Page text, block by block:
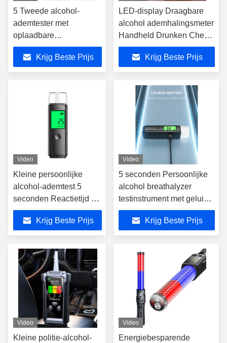
5 Tweede alcohol-
ademtester met
oplaadbare
lithiumbatterie
Krijg Beste Prijs
LED-display Draagbare
alcohol ademhalingsmeter
Handheld Drunken Check
Baton
Krijg Beste Prijs
Video
Kleine persoonlijke
alcohol-ademtest 5
seconden Reactietijd Mr
Black05
Krijg Beste Prijs
Video
5 seconden Persoonlijke
alcohol breathalyzer
testinstrument met geluid
alarm
Krijg Beste Prijs
Video
Kleine politie-alcohol-
Video
Energiebesparende